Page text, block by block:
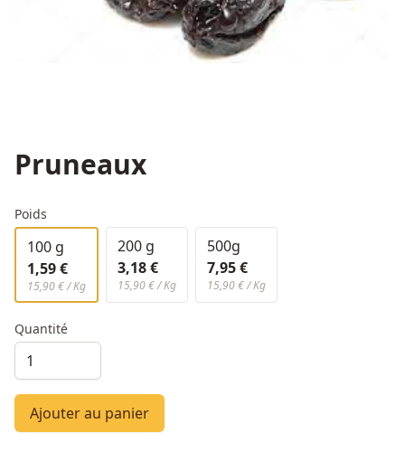
Pruneaux
Poids
100 g
1,59 €
15,90 € / Kg
200 g
3,18 €
15,90 € / Kg
500g
7,95 €
15,90 € / Kg
Quantité
Ajouter au panier